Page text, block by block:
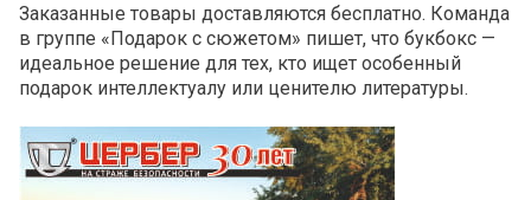
Заказанные товары доставляются бесплатно. Команда
в группе «Подарок с сюжетом» пишет, что букбокс —
идеальное решение для тех, кто ищет особенный
подарок интеллектуалу или ценителю литературы.